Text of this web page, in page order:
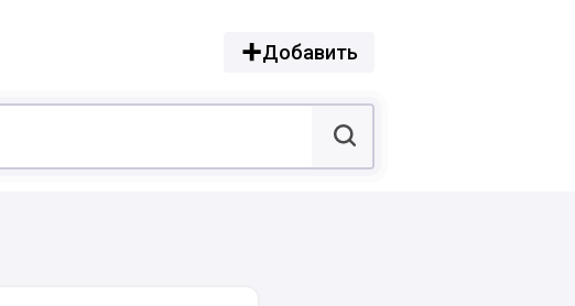
Добавить